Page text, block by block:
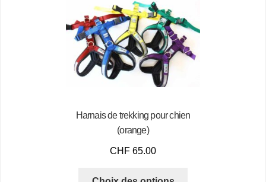
Harnais de trekking pour chien
(orange)
CHF 65.00